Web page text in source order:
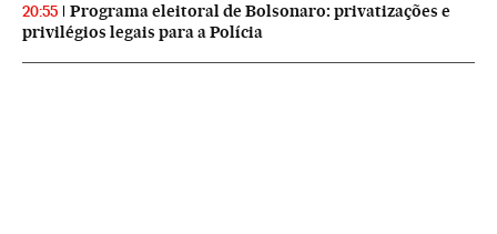
20:55
Programa eleitoral de Bolsonaro: privatizações e
privilégios legais para a Polícia